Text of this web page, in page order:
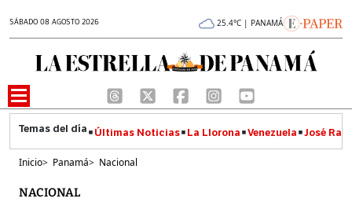
SÁBADO 08 AGOSTO 2026 25.4°C | PANAMÁ
Últimas Noticias La Llorona Venezuela José
Inicio> Panamá> Nacional
NACIONAL